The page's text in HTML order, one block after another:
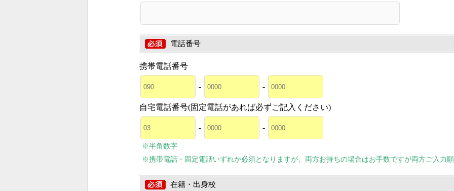
電話番号
携帯電話番号
- -
自宅電話番号(固定電話があれば必ずご記入ください)
- -
※半角数字
※携帯電話・固定電話いずれか必須となりますが、両方お持ちの場合はお手数ですが両方ご入力
在籍・出身校